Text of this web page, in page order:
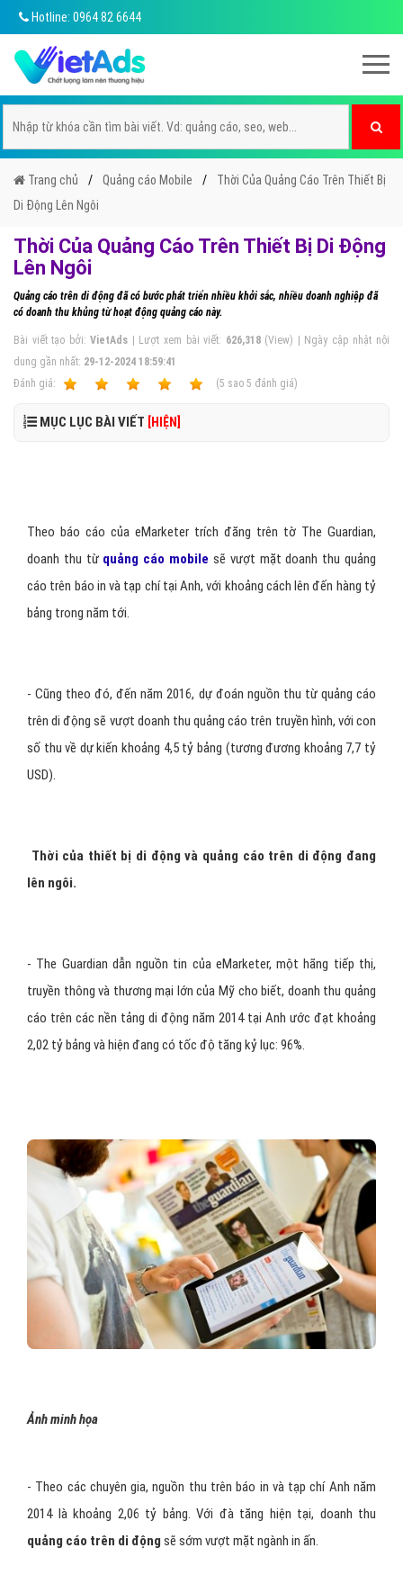
Hotline: 0964 82 6644
Trang chủ Quảng cáo Mobile
Thời Của Quảng Cáo Trên Thiết Bị
Di Động Lên Ngôi
Thời Của Quảng Cáo Trên Thiết Bị Di Động
Lên Ngôi
Quảng cáo trên di động đã có bước phát triển nhiều khởi sắc, nhiều doanh nghiệp đã
có doanh thu khủng từ hoạt động quảng cáo này.
Bài viết tạo bởi:VietAds | Lượt xem bài viết: 626,318(View) | Ngày cập nhật nội
dung gần nhất: 29-12-2024 18:59:41
Ðánh giá:
(5 sao 5 đánh giá)
MỤC LỤC BÀI VIẾT [HIỆN]
Theo báo cáo của eMarketer trích đăng trên tờ The Guardian,
doanh thu từ quảng cáo mobile sẽ vượt mặt doanh thu quảng
cáo trên báo in và tạp chí tại Anh, với khoảng cách lên đến hàng tỷ
bảng trong năm tới.
- Cũng theo đó, đến năm 2016, dự đoán nguồn thu từ quảng cáo
trên di động sẽ vượt doanh thu quảng cáo trên truyền hình, với con
số thu về dự kiến khoảng 4,5 tỷ bảng (tương đương khoảng 7,7 tỷ
USD).
Thời của thiết bị di động và quảng cáo trên di động đang
lên ngôi.
- The Guardian dẫn nguồn tin của eMarketer, một hãng tiếp thị,
truyền thông và thương mại lớn của Mỹ cho biết, doanh thu quảng
cáo trên các nền tảng di động năm 2014 tại Anh ước đạt khoảng
2,02 tỷ bảng và hiện đang có tốc độ tăng kỷ lục: 96%.
Ảnh minh họa
- Theo các chuyên gia, nguồn thu trên báo in và tạp chí Anh năm
2014 là khoảng 2,06 tỷ bảng. Với đà tăng hiện tại, doanh thu
quảng cáo trên di động sẽ sớm vượt mặt ngành in ấn.